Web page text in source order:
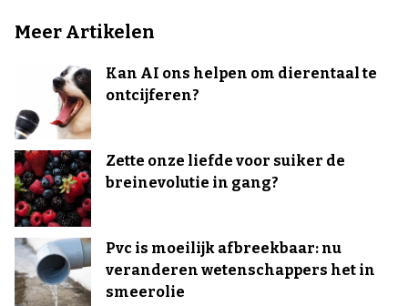
Meer Artikelen
Kan AI ons helpen om dierentaal te
ontcijferen?
Zette onze liefde voor suiker de
breinevolutie in gang?
Pvc is moeilijk afbreekbaar: nu
veranderen wetenschappers het in
smeerolie